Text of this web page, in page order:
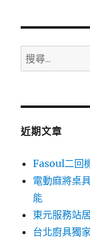
搜
尋
鍵
近期文章
Fasoul二回
電動麻將桌
能
東元服務站
台北廚具獨